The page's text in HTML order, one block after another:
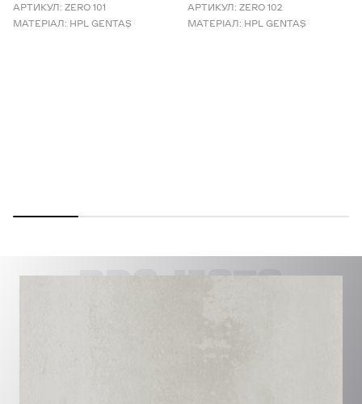
АРТИКУЛ: ZERO 101
МАТЕРІАЛ: HPL GENTAŞ
АРТИКУЛ: ZERO 102
МАТЕРІАЛ: HPL GENTAŞ
PROJECTS